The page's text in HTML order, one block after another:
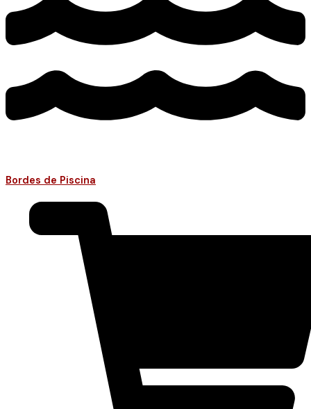
Bordes de Piscina